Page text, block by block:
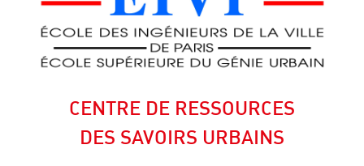
CENTRE DE RESSOURCES
DES SAVOIRS URBAINS